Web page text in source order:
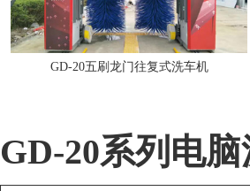
GD-20五刷龙门往复式洗车机
GD-20系列 电